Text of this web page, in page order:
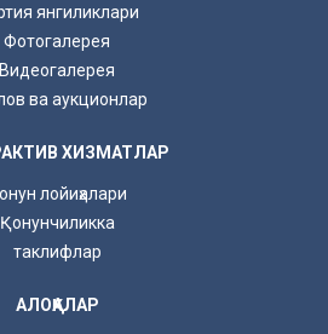
янгиликлари
Фотогалерея
Видеогалерея
ва аукционлар
ХИЗМАТЛАР
лойиҳалари
Қонунчиликка
таклифлар
АЛОҚАЛАР